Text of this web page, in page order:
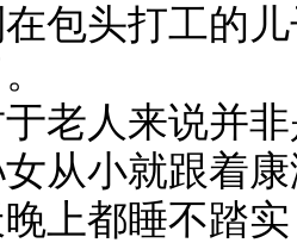
包头打工的
人来说并非
从小就跟着
上都睡不踏